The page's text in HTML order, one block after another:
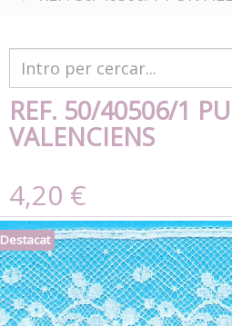
REF. 50/40506/1
VALENCIENS
4,20 €
Destacat